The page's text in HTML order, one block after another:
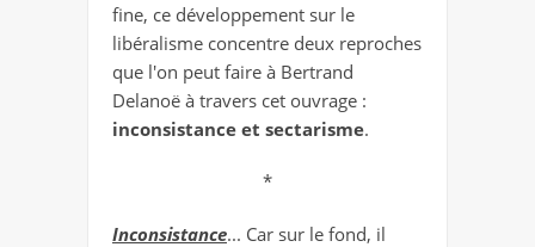
fine, ce développement sur le
libéralisme concentre deux reproches
que l'on peut faire à Bertrand
Delanoë à travers cet ouvrage :
inconsistance et sectarisme.
*
Inconsistance... Car sur le fond, il